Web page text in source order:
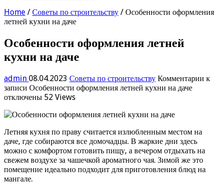
Home / Советы по строительству / Особенности оформления
летней кухни на даче
Особенности оформления летней
кухни на даче
admin 08.04.2023 Советы по строительству Комментарии к
записи Особенности оформления летней кухни на даче
отключены 52 Views
Летняя кухня по праву считается излюбленным местом на
даче, где собираются все домочадцы. В жаркие дни здесь
можно с комфортом готовить пищу, а вечером отдыхать на
свежем воздухе за чашечкой ароматного чая. Зимой же это
помещение идеально подходит для приготовления блюд на
мангале.